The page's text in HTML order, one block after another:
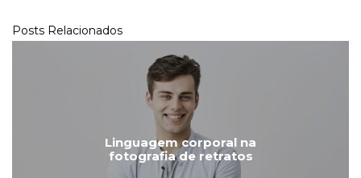
Posts Relacionados
Linguagem corporal na
fotografia de retratos